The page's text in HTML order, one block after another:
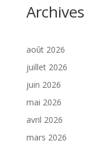
Archives
août 2026
juillet 2026
juin 2026
mai 2026
avril 2026
mars 2026